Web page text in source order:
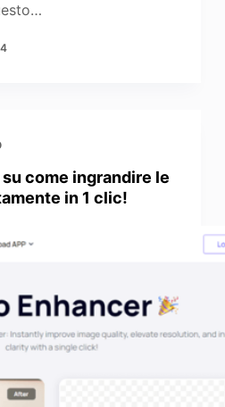
come ingrandire le
in 1 clic!